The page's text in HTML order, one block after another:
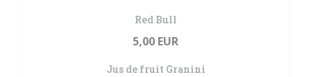
Red Bull
5,00 EUR
Jus de fruit Granini